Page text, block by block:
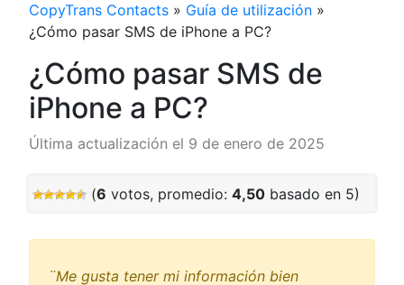
CopyTrans Contacts » Guía de utilización »
¿Cómo pasar SMS de iPhone a PC?
¿Cómo pasar SMS de
iPhone a PC?
Última actualización el 9 de enero de 2025
(6 votos, promedio: 4,50basado en 5)
¨Me gusta tener mi información bien